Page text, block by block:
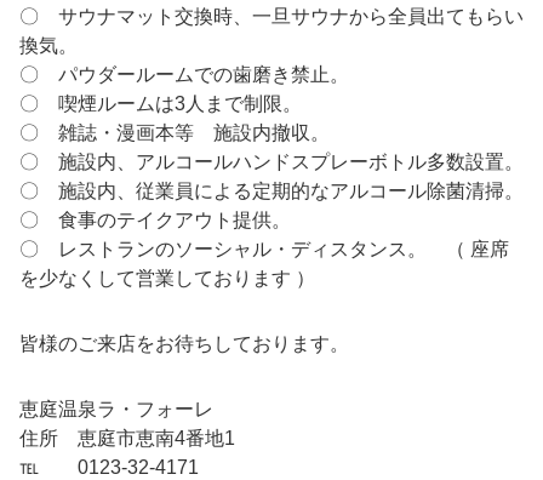
〇 サウナマット交換時、一旦サウナから全員出てもらい
換気。
〇 パウダールームでの歯磨き禁止。
〇 喫煙ルームは3人まで制限。
〇 雑誌・漫画本等 施設内撤収。
〇 施設内、アルコールハンドスプレーボトル多数設置。
〇 施設内、従業員による定期的なアルコール除菌清掃。
〇 食事のテイクアウト提供。
〇 レストランのソーシャル・ディスタンス。 （ 座席
を少なくして営業しております ）
皆様のご来店をお待ちしております。
恵庭温泉ラ・フォーレ
住所 恵庭市恵南4番地1
℡ 0123-32-4171